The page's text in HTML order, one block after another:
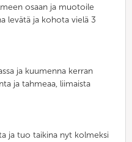
osaan ja muotoile
levätä ja kohota vielä 3
ja kuumenna kerran
ja tahmeaa, liimaista
ja tuo taikina nyt kolmeksi